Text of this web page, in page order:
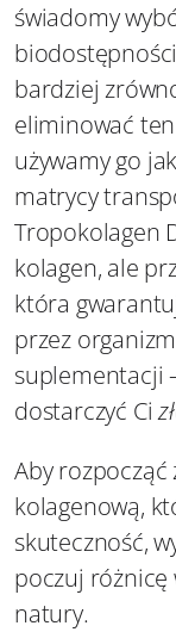
świadomy
bardziej
eliminować
używamy go
matrycy
Tropokolagen
kolagen, ale
która
przez
suplementacji
dostarczyć Ci
Aby rozpocząć
kolagenową,
skuteczność,
poczuj różnicę
natury.